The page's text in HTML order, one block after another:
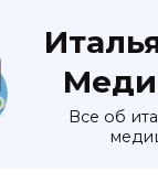
Все об